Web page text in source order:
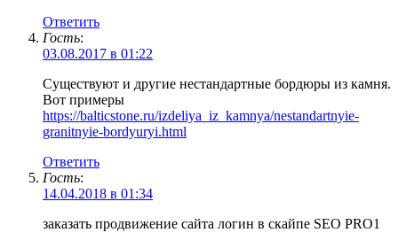
Ответить
Гость:
03.08.2017 в 01:22
Существуют и другие нестандартные бордюры из камня.
Вот примеры
https://balticstone.ru/izdeliya_iz_kamnya/nestandartnyie-
granitnyie-bordyuryi.html
Ответить
Гость:
14.04.2018 в 01:34
заказать продвижение сайта логин в скайпе SEO PRO1